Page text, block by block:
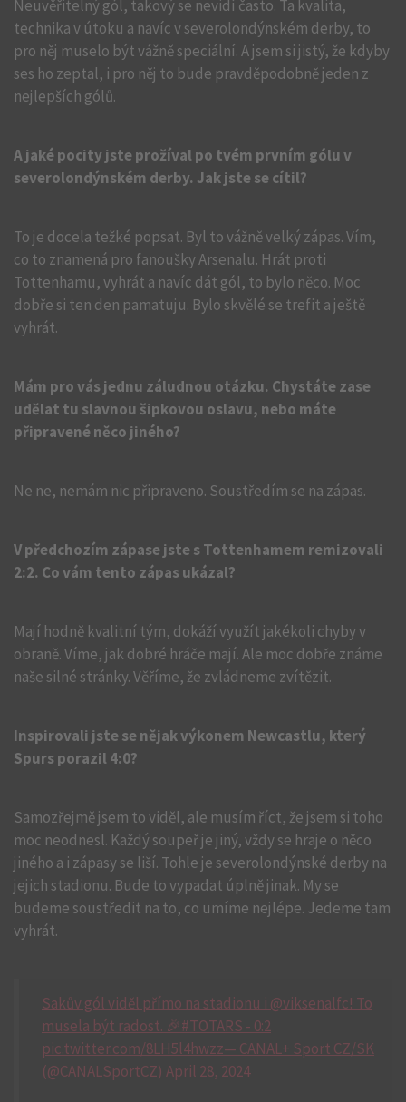
Neuvěřitelný gól, takový se nevidí často. Ta kvalita,
technika v útoku a navíc v severolondýnském derby, to
pro něj muselo být vážně speciální. A jsem si jistý, že kdyby
ses ho zeptal, i pro něj to bude pravděpodobně jeden z
nejlepších gólů.
A jaké pocity jste prožíval po tvém prvním gólu v
severolondýnském derby. Jak jste se cítil?
To je docela težké popsat. Byl to vážně velký zápas. Vím,
co to znamená pro fanoušky Arsenalu. Hrát proti
Tottenhamu, vyhrát a navíc dát gól, to bylo něco. Moc
dobře si ten den pamatuju. Bylo skvělé se trefit a ještě
vyhrát.
Mám pro vás jednu záludnou otázku. Chystáte zase
udělat tu slavnou šipkovou oslavu, nebo máte
připravené něco jiného?
Ne ne, nemám nic připraveno. Soustředím se na zápas.
V předchozím zápase jste s Tottenhamem remizovali
2:2. Co vám tento zápas ukázal?
Mají hodně kvalitní tým, dokáží využít jakékoli chyby v
obraně. Víme, jak dobré hráče mají. Ale moc dobře známe
naše silné stránky. Věříme, že zvládneme zvítězit.
Inspirovali jste se nějak výkonem Newcastlu, který
Spurs porazil 4:0?
Samozřejmě jsem to viděl, ale musím říct, že jsem si toho
moc neodnesl. Každý soupeř je jiný, vždy se hraje o něco
jiného a i zápasy se liší. Tohle je severolondýnské derby na
jejich stadionu. Bude to vypadat úplně jinak. My se
budeme soustředit na to, co umíme nejlépe. Jedeme tam
vyhrát.
Sakův gól viděl přímo na stadionu i @viksenalfc! To
musela být radost. 🎉#TOTARS - 0:2
pic.twitter.com/8LH5l4hwzz— CANAL+ Sport CZ/SK
(@CANALSportCZ) April 28, 2024